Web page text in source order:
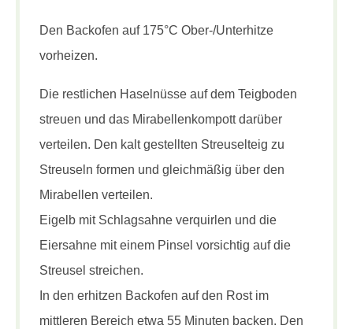
Den Backofen auf 175°C Ober-/Unterhitze
vorheizen.
Die restlichen Haselnüsse auf dem Teigboden
streuen und das Mirabellenkompott darüber
verteilen. Den kalt gestellten Streuselteig zu
Streuseln formen und gleichmäßig über den
Mirabellen verteilen.
Eigelb mit Schlagsahne verquirlen und die
Eiersahne mit einem Pinsel vorsichtig auf die
Streusel streichen.
In den erhitzen Backofen auf den Rost im
mittleren Bereich etwa 55 Minuten backen. Den